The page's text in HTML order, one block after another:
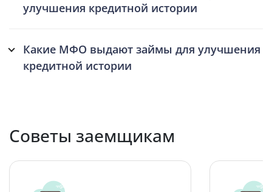
улучшения кредитной истории
Какие МФО выдают займы для улучшения
кредитной истории
Советы заемщикам